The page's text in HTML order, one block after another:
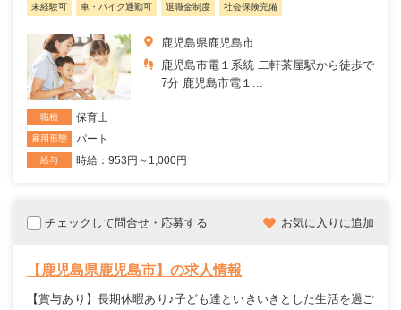
未経験可 車・バイク通勤可 退職金制度 社会保険完備
鹿児島県鹿児島市
鹿児島市電１系統 二軒茶屋駅から徒歩で
7分 鹿児島市電１...
職種 保育士
雇用形態 パート
給与 時給：953円～1,000円
チェックして問合せ・応募する お気に入りに追加
【鹿児島県鹿児島市】の求人情報
【賞与あり】長期休暇あり♪子ども達といきいきとした生活を過ご